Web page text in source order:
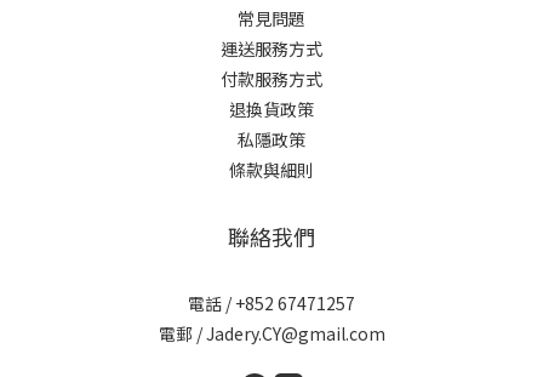
常見問題
運送服務方式
付款服務方式
退換貨政策
私隱政策
條款與細則
聯絡我們
電話 / +852 67471257
電郵 / Jadery.CY@gmail.com